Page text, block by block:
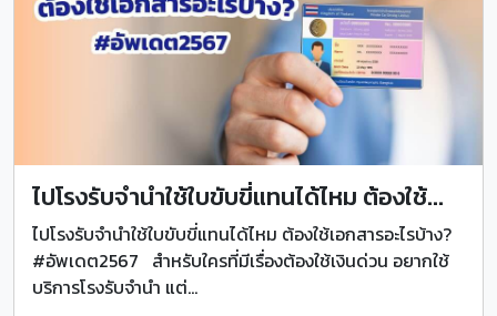
ไปโรงรับจำนำใช้ใบขับขี่แทนได้ไหม ต้องใช้...
ไปโรงรับจำนำใช้ใบขับขี่แทนได้ไหม ต้องใช้เอกสารอะไรบ้าง?
#อัพเดต2567 สำหรับใครที่มีเรื่องต้องใช้เงินด่วน อยากใช้
บริการโรงรับจำนำ แต่...